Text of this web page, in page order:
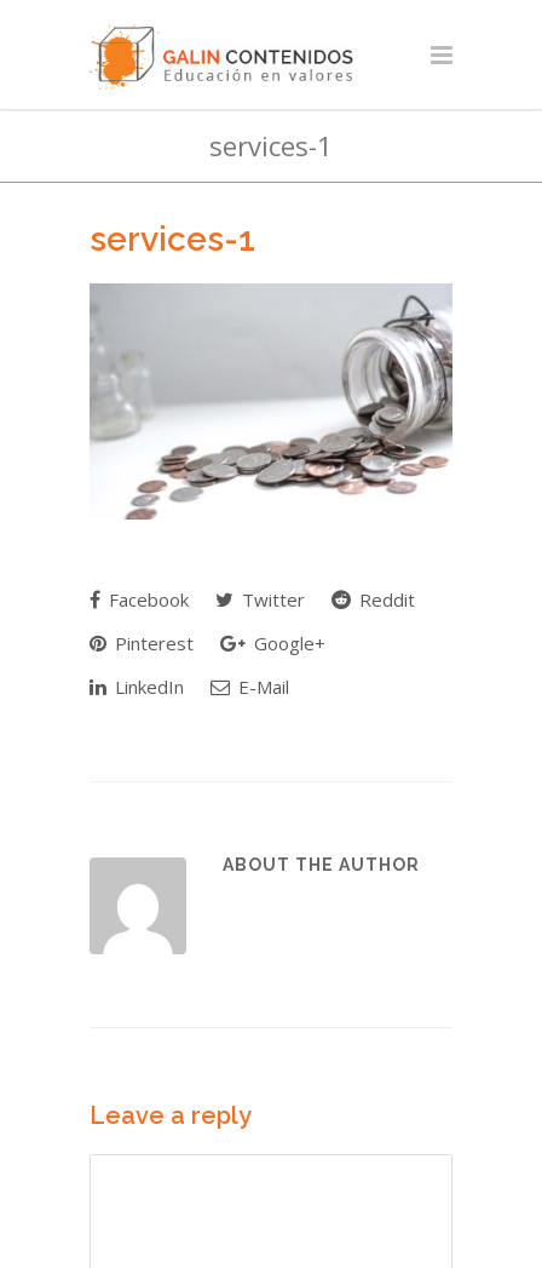
services-1
services-1
Facebook Twitter
Reddit
Pinterest
Google+
LinkedIn
E-Mail
ABOUT THE AUTHOR
Leave a reply